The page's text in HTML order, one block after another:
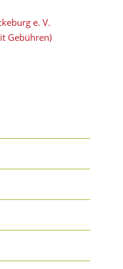
e. V.
Gebühren)